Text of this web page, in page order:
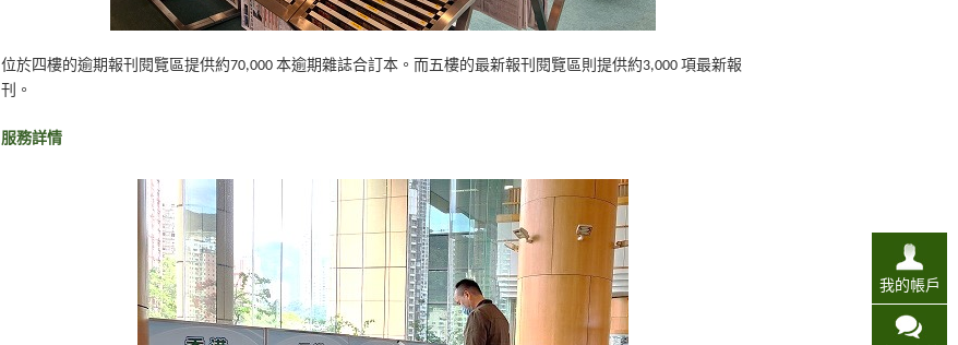
我的帳戶
位於四樓的逾期報刊閱覽區提供約70,000 本逾期雜誌合訂本。而五樓的最新報刊閱覽區則提供約3,000 項最新報
刊。
服務詳情